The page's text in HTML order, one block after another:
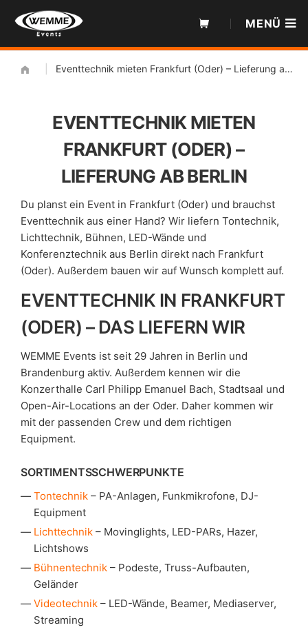
Inhalt
MENÜ
Eventtechnik mieten Frankfurt (Oder) – Lieferung ab Berlin
EVENTTECHNIK MIETEN
FRANKFURT (ODER) –
LIEFERUNG AB BERLIN
Du planst ein Event in Frankfurt (Oder) und brauchst
Eventtechnik aus einer Hand? Wir liefern Tontechnik,
Lichttechnik, Bühnen, LED-Wände und
Konferenztechnik aus Berlin direkt nach Frankfurt
(Oder). Außerdem bauen wir auf Wunsch komplett auf.
EVENTTECHNIK IN FRANKFURT
(ODER) – DAS LIEFERN WIR
WEMME Events ist seit 29 Jahren in Berlin und
Brandenburg aktiv. Außerdem kennen wir die
Konzerthalle Carl Philipp Emanuel Bach, Stadtsaal und
Open-Air-Locations an der Oder. Daher kommen wir
mit der passenden Crew und dem richtigen
Equipment.
SORTIMENTSSCHWERPUNKTE
Tontechnik – PA-Anlagen, Funkmikrofone, DJ-
Equipment
Lichttechnik – Movinglights, LED-PARs, Hazer,
Lichtshows
Bühnentechnik – Podeste, Truss-Aufbauten,
Geländer
Videotechnik – LED-Wände, Beamer, Mediaserver,
Streaming